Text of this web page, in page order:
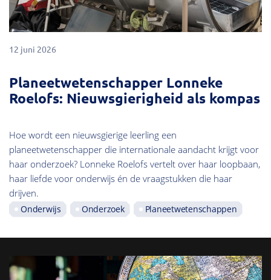
12 juni 2026
Planeetwetenschapper Lonneke
Roelofs: Nieuwsgierigheid als kompas
Hoe wordt een nieuwsgierige leerling een
planeetwetenschapper die internationale aandacht krijgt voor
haar onderzoek? Lonneke Roelofs vertelt over haar loopbaan,
haar liefde voor onderwijs én de vraagstukken die haar
drijven.
Onderwijs Onderzoek Planeetwetenschappen